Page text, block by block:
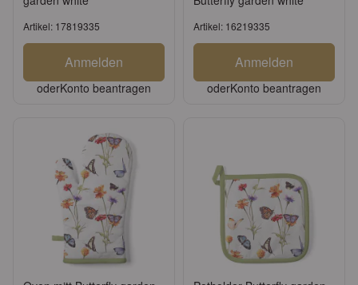
Artikel: 17819335
Anmelden
oderKonto beantragen
Artikel: 16219335
Anmelden
oderKonto beantragen